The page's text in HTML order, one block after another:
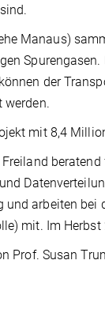
Manaus)
der
werden.
mit 8,4
und arbeiten
mit. Im
Prof. Susan